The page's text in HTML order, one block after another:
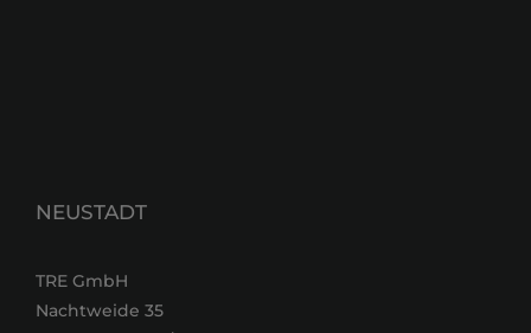
NEUSTADT
TRE GmbH
Nachtweide 35